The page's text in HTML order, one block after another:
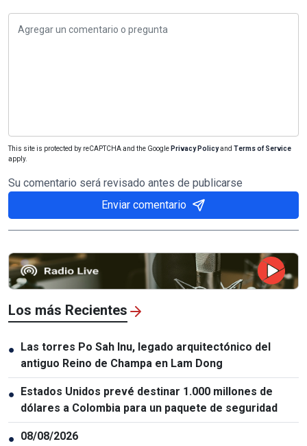
This site is protected by reCAPTCHA and the Google Privacy Policyand Terms of Service
apply.
Su comentario será revisado antes de publicarse
Enviar comentario
Los más Recientes
● Las torres Po Sah Inu, legado arquitectónico del
antiguo Reino de Champa en Lam Dong
● Estados Unidos prevé destinar 1.000 millones de
dólares a Colombia para un paquete de seguridad
● 08/08/2026